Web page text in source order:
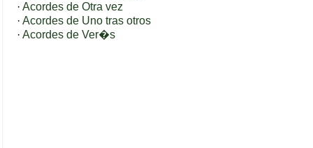
· Acordes de Otra vez
· Acordes de Uno tras otros
· Acordes de Ver�s